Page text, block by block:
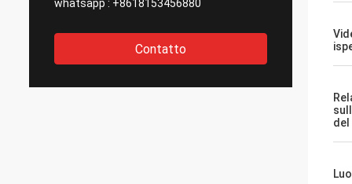
whatsapp : +8618153456880
Contatto
del